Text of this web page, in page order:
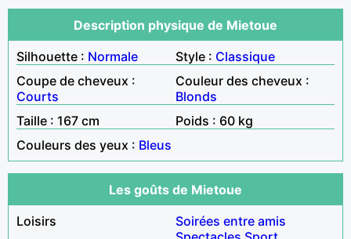
Description physique de Mietoue
Silhouette : Normale Style : Classique
Coupe de cheveux :
Courts
Couleur des cheveux :
Blonds
Taille : 167 cm
Poids : 60 kg
Couleurs des yeux : Bleus
Les goûts de Mietoue
Loisirs
Soirées entre amis